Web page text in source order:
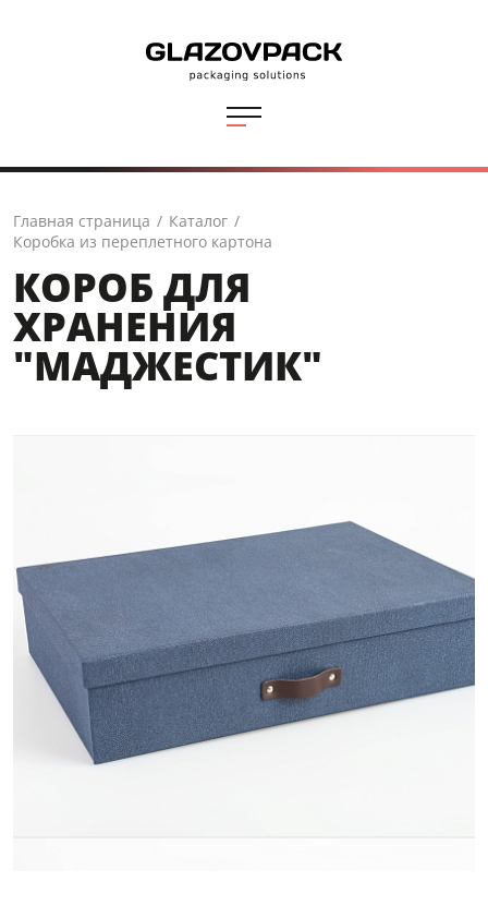
Главная страница / Каталог /
Коробка из переплетного картона
КОРОБ ДЛЯ
ХРАНЕНИЯ
"МАДЖЕСТИК"